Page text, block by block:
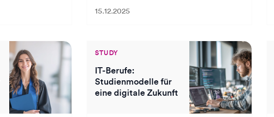
15.12.2025
STUDY
IT-Berufe:
Studienmodelle für
eine digitale Zukunft